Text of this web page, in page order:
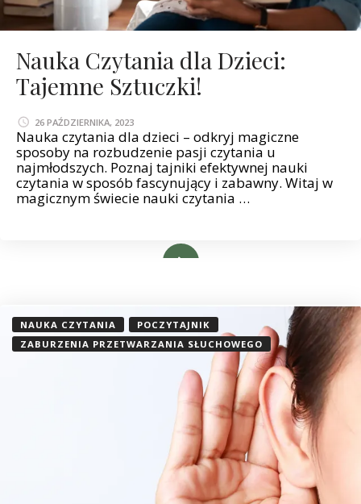
Nauka Czytania dla Dzieci:
Tajemne Sztuczki!
26 PAŹDZIERNIKA, 2023
Nauka czytania dla dzieci – odkryj magiczne
sposoby na rozbudzenie pasji czytania u
najmłodszych. Poznaj tajniki efektywnej nauki
czytania w sposób fascynujący i zabawny. Witaj w
magicznym świecie nauki czytania …
NAUKA CZYTANIA
POCZYTAJNIK
ZABURZENIA PRZETWARZANIA SŁUCHOWEGO